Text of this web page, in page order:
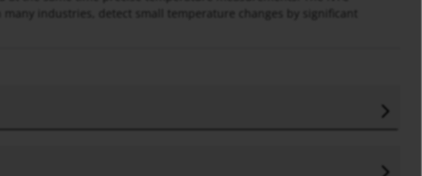
industries, detect small temperature changes by significant